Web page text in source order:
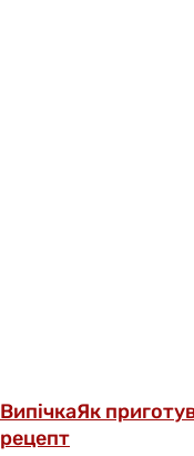
ВипічкаЯк
рецепт